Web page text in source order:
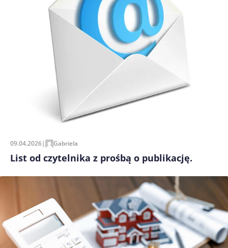
09.04.2026| Gabriela
List od czytelnika z prośbą o publikację.